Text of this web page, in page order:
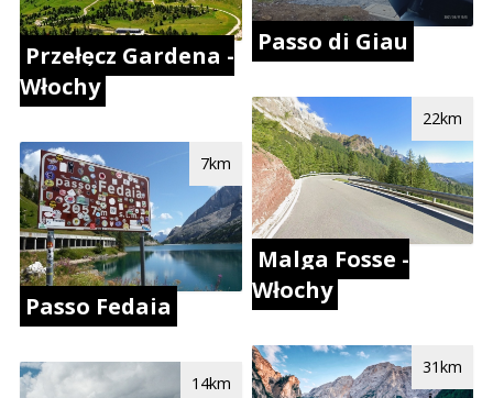
Przełęcz Gardena -
Włochy
Passo Fedaia
7km
14km
Passo di Giau
Malga Fosse -
Włochy
22km
31km